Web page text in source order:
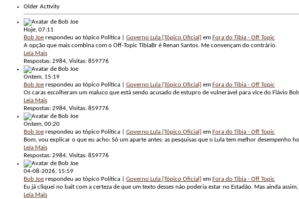
Older Activity
Hoje, 07:11
Bob Joe respondeu ao tópico Política | Governo Lula [Tópico Oficial] em Fora do Tibia - Off Topic
A opção que mais combina com o Off-Topic TibiaBr é Renan Santos. Me convençam do contrário.
Leia Mais
Respostas: 2984, Visitas: 859776
Ontem, 15:19
Bob Joe respondeu ao tópico Política | Governo Lula [Tópico Oficial] em Fora do Tibia - Off Topic
Os caras escolheram um maluco que está sendo acusado de estupro de vulnerável para vice do Flávio
Leia Mais
Respostas: 2984, Visitas: 859776
Ontem, 00:20
Bob Joe respondeu ao tópico Política | Governo Lula [Tópico Oficial] em Fora do Tibia - Off Topic
Bom, vou explicar o que eu acho: Só um aparte antes: as pesquisas que o Lula tem melhor desempenho
Leia Mais
Respostas: 2984, Visitas: 859776
04-08-2026, 15:59
Bob Joe respondeu ao tópico Política | Governo Lula [Tópico Oficial] em Fora do Tibia - Off Topic
Eu já cliquei no bait com a certeza de que um texto desses não poderia estar no Estadão. Mas ainda
Leia Mais